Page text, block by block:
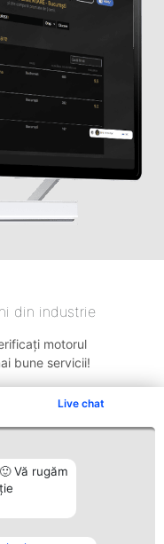
Live chat
Vă rugăm
din industrie
motorul
bune servicii!